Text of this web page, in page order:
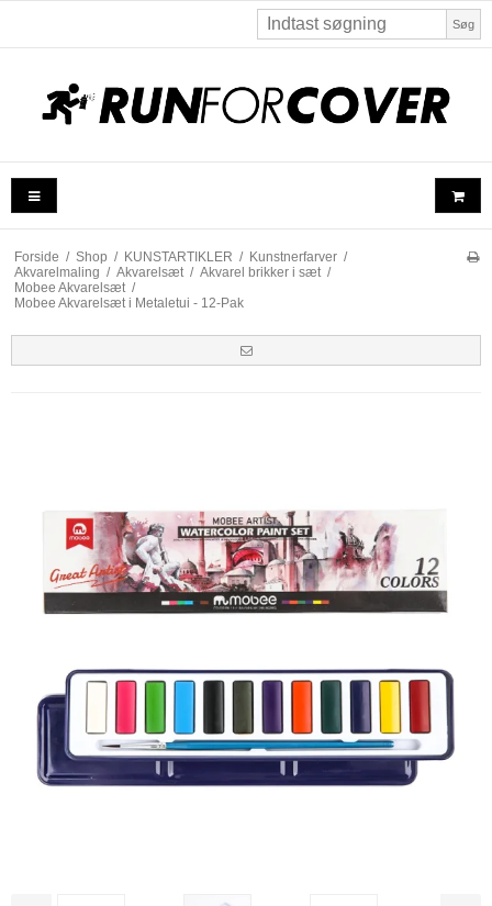
Søg
Forside / Shop / KUNSTARTIKLER / Kunstnerfarver /
Akvarelmaling / Akvarelsæt / Akvarel brikker i sæt /
Mobee Akvarelsæt /
Mobee Akvarelsæt i Metaletui - 12-Pak